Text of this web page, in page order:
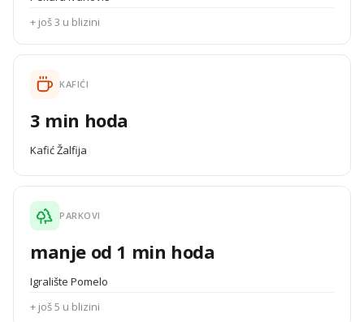
+ još 3 u blizini
KAFIĆI
3 min hoda
Kafić Žalfija
PARKOVI
manje od 1 min hoda
Igralište Pomelo
+ još 5 u blizini